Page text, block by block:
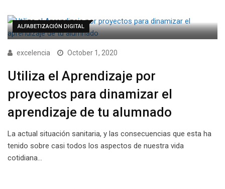
ALFABETIZACIÓN DIGITAL
excelencia October 1, 2020
Utiliza el Aprendizaje por
proyectos para dinamizar el
aprendizaje de tu alumnado
La actual situación sanitaria, y las consecuencias que esta ha
tenido sobre casi todos los aspectos de nuestra vida
cotidiana…